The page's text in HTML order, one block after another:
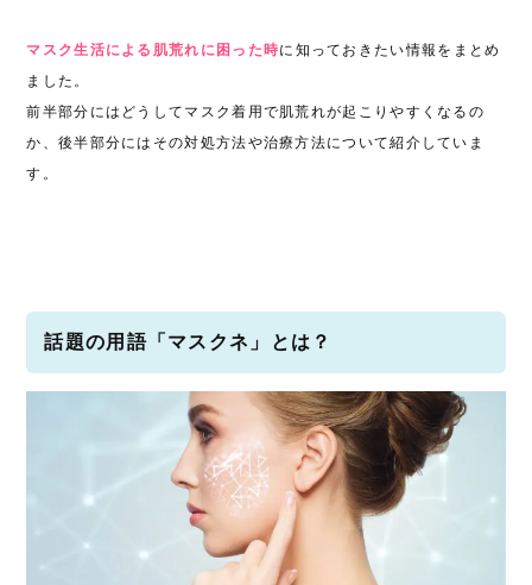
マスク生活による肌荒れに困った時に知っておきたい情報をまとめ
ました。
前半部分にはどうしてマスク着用で肌荒れが起こりやすくなるの
か、後半部分にはその対処方法や治療方法について紹介していま
す。
話題の用語「マスクネ」とは？